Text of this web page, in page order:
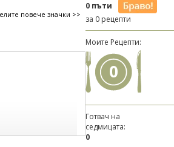
повече значки >>
0 пъти
за 0 рецепти
Моите Рецепти:
0
Готвач на
седмицата:
0